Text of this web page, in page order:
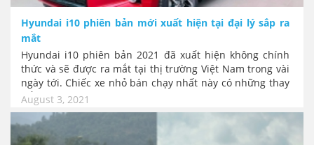
Hyundai i10 phiên bản mới xuất hiện tại đại lý sắp ra
mắt
Hyundai i10 phiên bản 2021 đã xuất hiện không chính
thức và sẽ được ra mắt tại thị trường Việt Nam trong vài
ngày tới. Chiếc xe nhỏ bán chạy nhất này có những thay
đổi về ngoại hình và nội thất tập trung theo hướng xe du
lịch cá nhân. Nhắm tới người dùng trẻ và có vẻ như cố
gắng rũ bỏ hình ảnh xe “dịch vụ”..
August 3, 2021